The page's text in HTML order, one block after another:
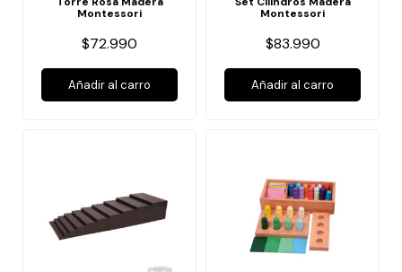
Montessori
$72.990
Añadir al carro
Montessori
$83.990
Añadir al carro